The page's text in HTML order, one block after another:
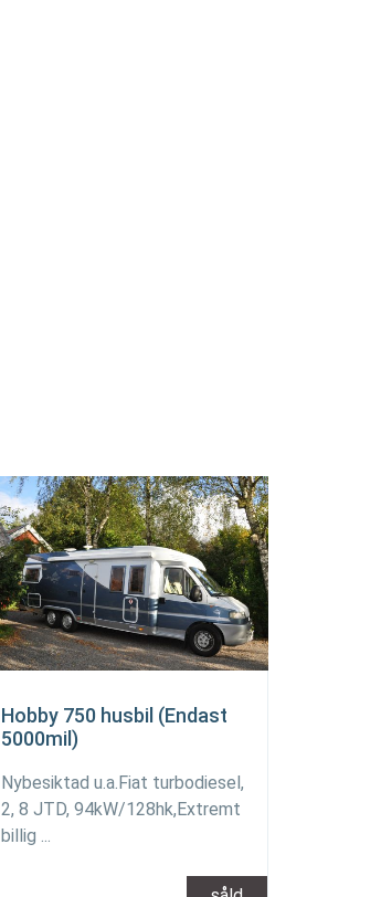
Hobby 750 husbil (Endast
5000mil)
Nybesiktad u.a.Fiat turbodiesel,
2, 8 JTD, 94kW/128hk,Extremt
billig ...